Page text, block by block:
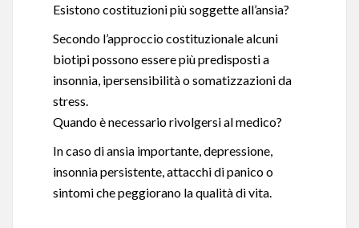
Esistono costituzioni più soggette all’ansia?
Secondo l’approccio costituzionale alcuni
biotipi possono essere più predisposti a
insonnia, ipersensibilità o somatizzazioni da
stress.
Quando è necessario rivolgersi al medico?
In caso di ansia importante, depressione,
insonnia persistente, attacchi di panico o
sintomi che peggiorano la qualità di vita.